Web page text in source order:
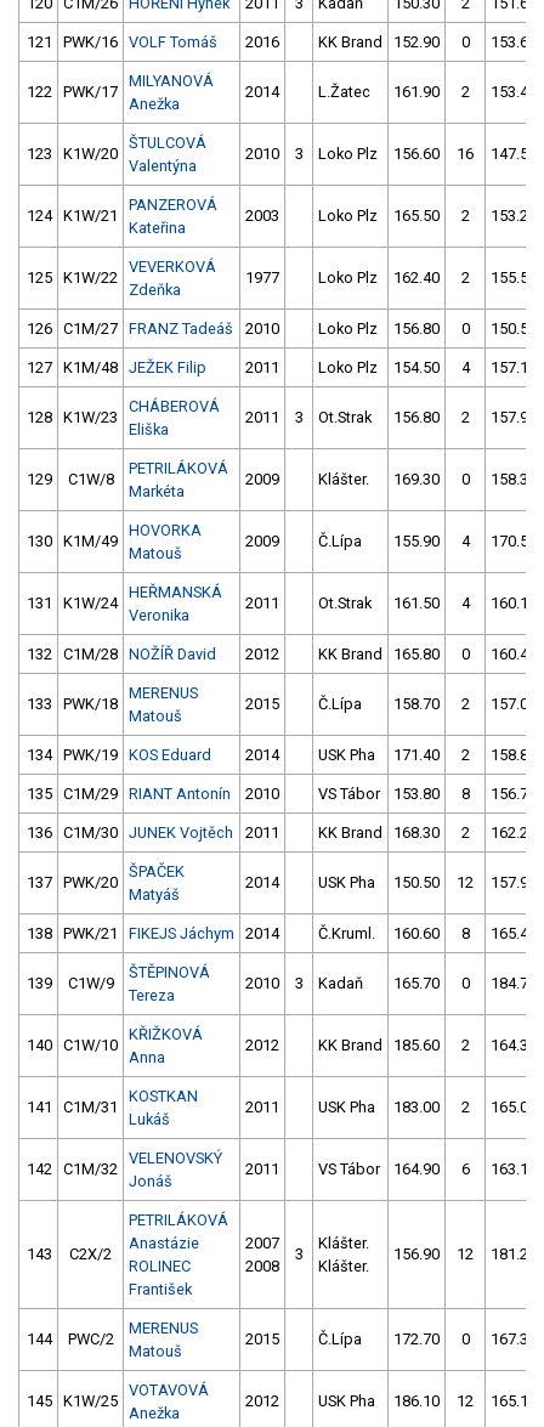
121 PWK/16 VOLF Tomáš 2016 KK Brand 152.90 0 153.60
122 PWK/17
MILYANOVÁ
Anežka
2014 L.Žatec 161.90 2 153.40
123 K1W/20
ŠTULCOVÁ
Valentýna
2010 3 Loko Plz 156.60 16 147.50
124 K1W/21
PANZEROVÁ
Kateřina
2003 Loko Plz 165.50 2 153.20
125 K1W/22
VEVERKOVÁ
Zdeňka
1977 Loko Plz 162.40 2 155.50
126 C1M/27 FRANZ Tadeáš 2010 Loko Plz 156.80 0 150.50
127 K1M/48 JEŽEK Filip 2011 Loko Plz 154.50 4 157.10
128 K1W/23
CHÁBEROVÁ
Eliška
2011 3 Ot.Strak 156.80 2 157.90
129 C1W/8
PETRILÁKOVÁ
Markéta
2009 Klášter. 169.30 0 158.30
130 K1M/49
HOVORKA
Matouš
2009 Č.Lípa 155.90 4 170.50
131 K1W/24
HEŘMANSKÁ
Veronika
2011 Ot.Strak 161.50 4 160.10
132 C1M/28 NOŽÍŘ David 2012 KK Brand 165.80 0 160.40
133 PWK/18
MERENUS
Matouš
2015 Č.Lípa 158.70 2 157.00
134 PWK/19 KOS Eduard 2014 USK Pha 171.40 2 158.80
135 C1M/29 RIANT Antonín 2010 VS Tábor 153.80 8 156.70
136 C1M/30 JUNEK Vojtěch 2011 KK Brand 168.30 2 162.20
137 PWK/20
ŠPAČEK
Matyáš
2014 USK Pha 150.50 12 157.90
138 PWK/21 FIKEJS Jáchym 2014 Č.Kruml. 160.60 8 165.40
139 C1W/9
ŠTĚPINOVÁ
Tereza
2010 3 Kadaň 165.70 0 184.70
140 C1W/10
KŘIŽKOVÁ
Anna
2012 KK Brand 185.60 2 164.30
141 C1M/31
KOSTKAN
Lukáš
2011 USK Pha 183.00 2 165.00
142 C1M/32
VELENOVSKÝ
Jonáš
2011 VS Tábor 164.90 6 163.10
143 C2X/2
PETRILÁKOVÁ
Anastázie
ROLINEC
František
2007
2008
3
Klášter.
Klášter.
156.90 12 181.20
144 PWC/2
MERENUS
Matouš
2015 Č.Lípa 172.70 0 167.30
145 K1W/25
VOTAVOVÁ
Anežka
2012 USK Pha 186.10 12 165.10